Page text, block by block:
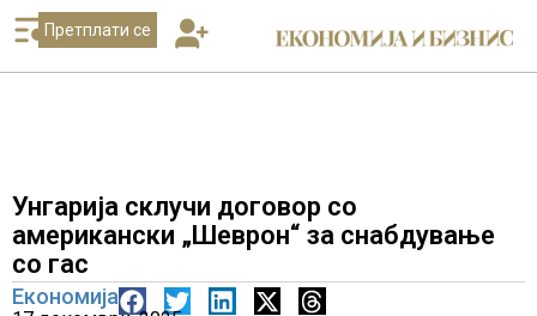
Претплати се
Унгарија склучи договор со
американски „Шеврон“ за снабдување
со гас
Економија